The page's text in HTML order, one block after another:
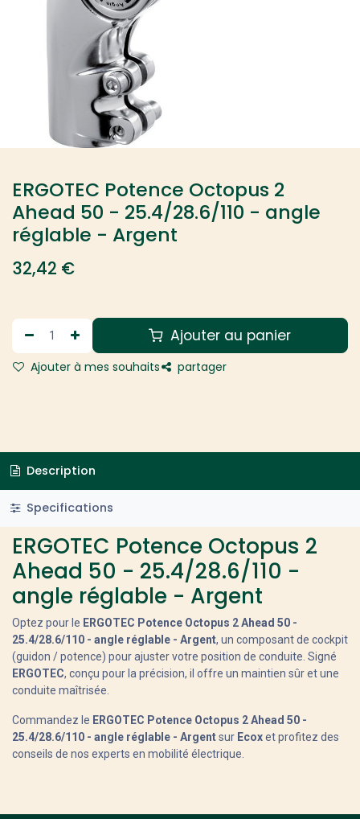
ERGOTEC Potence Octopus 2
Ahead 50 - 25.4/28.6/110 - angle
réglable - Argent
32,42 €
Ajouter au panier
Ajouter à mes souhaits partager
Description
Specifications
ERGOTEC Potence Octopus 2
Ahead 50 - 25.4/28.6/110 -
angle réglable - Argent
Optez pour le ERGOTEC Potence Octopus 2 Ahead 50 -
25.4/28.6/110 - angle réglable - Argent, un composant de cockpit
(guidon / potence) pour ajuster votre position de conduite. Signé
ERGOTEC, conçu pour la précision, il offre un maintien sûr et une
conduite maîtrisée.
Commandez le ERGOTEC Potence Octopus 2 Ahead 50 -
25.4/28.6/110 - angle réglable - Argentsur Ecoxet profitez des
conseils de nos experts en mobilité électrique.